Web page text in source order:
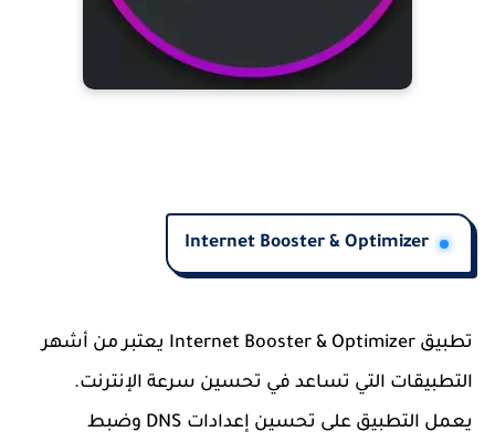
Internet Booster & Optimizer
تطبيق Internet Booster & Optimizer يعتبر من أشهر
التطبيقات التي تساعد في تحسين سرعة الإنترنت.
يعمل التطبيق على تحسين إعدادات DNS وضبط